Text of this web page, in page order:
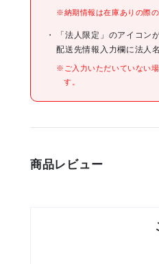
●
●
※納期情報は在庫ありの際
「法人限定」のアイコ
配送先情報入力欄に法人
※ご入力いただいていない
す。
商品レビュー